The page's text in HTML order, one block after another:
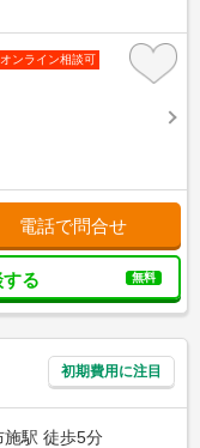
ンライン相談可
電話で問合せ
る 無料
初期費用に注目
駅 徒歩5分